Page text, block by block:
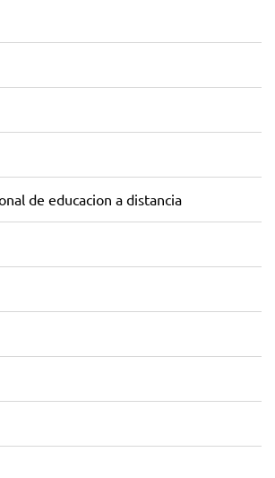
de educacion a distancia